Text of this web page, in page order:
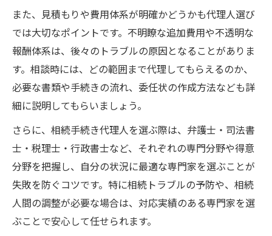
相続手続き代理に関するよくある質問と対
策
家族でもできる相続手続き代理の基本知識
相続手続き代理は家族でも可能か徹底解説
親族が代理人となる相続手続きの進め方
相続手続き代理に必要な委任状の作成方法
家族による相続手続き代理のメリットと注
意点
相続手続き代理人として子供が対応する場
合
委任状を活用した相続手続きの進め方ガイド
相続手続き代理に必要な委任状の書き方解
また、見積もりや費用体系が明確かどうかも代理人選び
では大切なポイントです。不明瞭な追加費用や不透明な
報酬体系は、後々のトラブルの原因となることがありま
す。相談時には、どの範囲まで代理してもらえるのか、
必要な書類や手続きの流れ、委任状の作成方法なども詳
細に説明してもらいましょう。
さらに、相続手続き代理人を選ぶ際は、弁護士・司法書
士・税理士・行政書士など、それぞれの専門分野や得意
分野を把握し、自分の状況に最適な専門家を選ぶことが
失敗を防ぐコツです。特に相続トラブルの予防や、相続
人間の調整が必要な場合は、対応実績のある専門家を選
ぶことで安心して任せられます。